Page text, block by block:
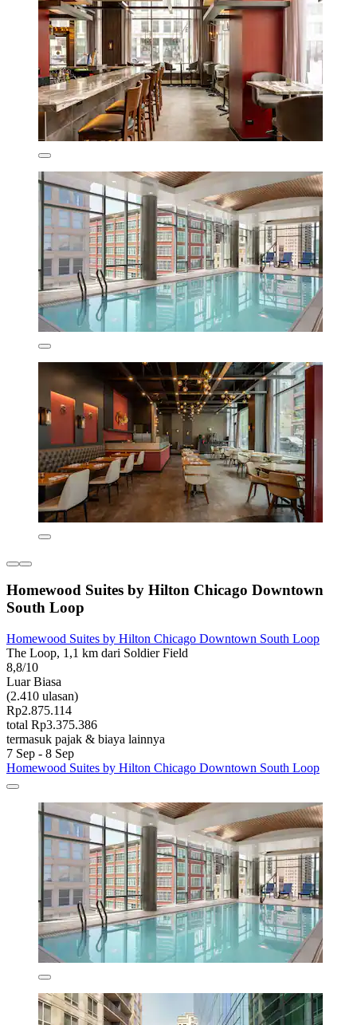
Homewood Suites by Hilton Chicago Downtown
South Loop
Homewood Suites by Hilton Chicago Downtown South Loop
The Loop, 1,1 km dari Soldier Field
8,8/10
Luar Biasa
(2.410 ulasan)
Rp2.875.114
total Rp3.375.386
termasuk pajak & biaya lainnya
7 Sep - 8 Sep
Homewood Suites by Hilton Chicago Downtown South Loop